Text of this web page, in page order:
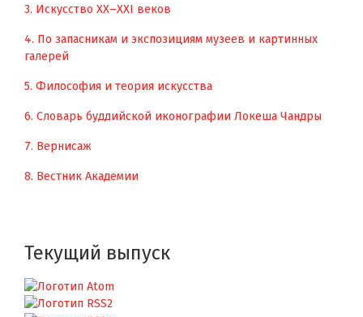
3. Искусство XX–XXI веков
4. По запасникам и экспозициям музеев и картинных
галерей
5. Философия и теория искусства
6. Словарь буддийской иконографии Локеша Чандры
7. Вернисаж
8. Вестник Академии
Текущий выпуск